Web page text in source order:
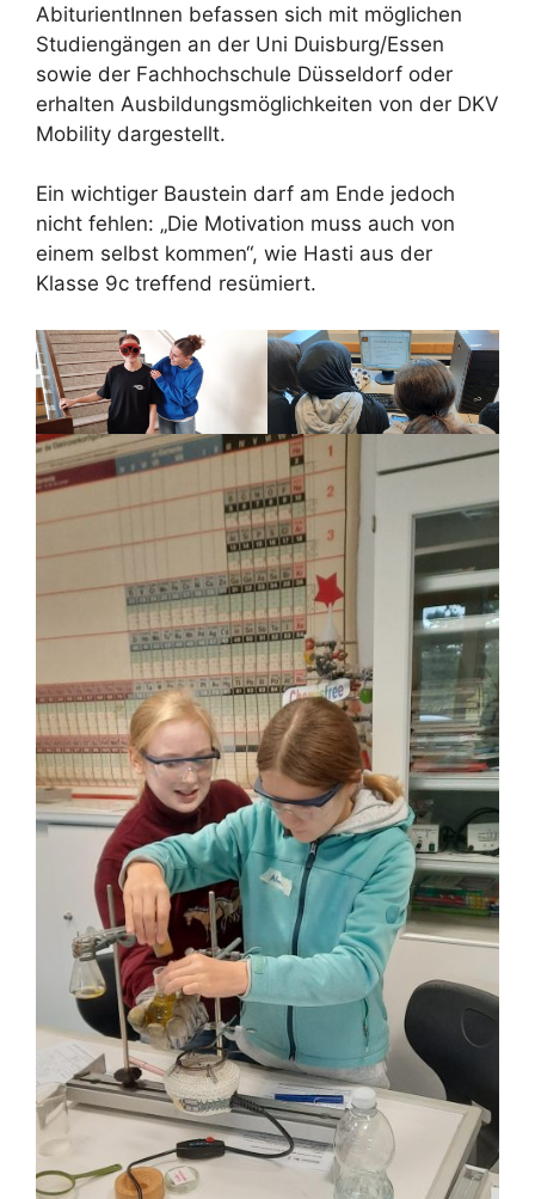
AbiturientInnen befassen sich mit möglichen
Studiengängen an der Uni Duisburg/Essen
sowie der Fachhochschule Düsseldorf oder
erhalten Ausbildungsmöglichkeiten von der DKV
Mobility dargestellt.
Ein wichtiger Baustein darf am Ende jedoch
nicht fehlen: „Die Motivation muss auch von
einem selbst kommen“, wie Hasti aus der
Klasse 9c treffend resümiert.